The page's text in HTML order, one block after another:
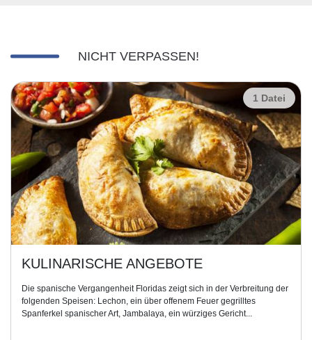
NICHT VERPASSEN!
1 Datei
KULINARISCHE ANGEBOTE
Die spanische Vergangenheit Floridas zeigt sich in der Verbreitung der
folgenden Speisen: Lechon, ein über offenem Feuer gegrilltes
Spanferkel spanischer Art, Jambalaya, ein würziges Gericht...